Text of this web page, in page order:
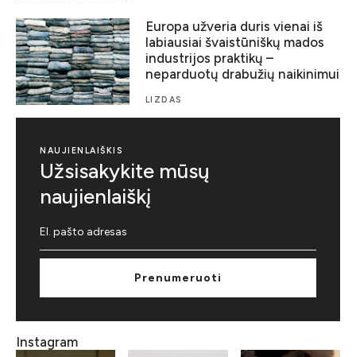
Europa užveria duris vienai iš
labiausiai švaistūniškų mados
industrijos praktikų –
neparduotų drabužių naikinimui
LIZDAS
NAUJIENLAIŠKIS
Užsisakykite mūsų
naujienlaiškį
Prenumeruoti
Instagram